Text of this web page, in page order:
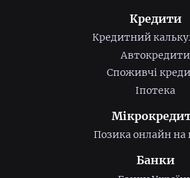
Кредити
Кредитний
Автокредити
Споживчі
Іпотека
Позика онлайн на
Банки